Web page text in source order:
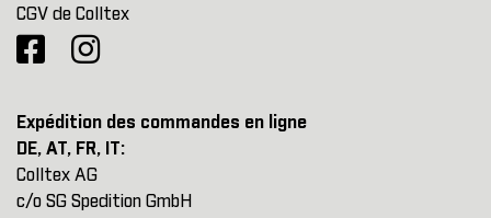
CGV de Colltex
Expédition des commandes en ligne
DE, AT, FR, IT:
Colltex AG
c/o SG Spedition GmbH